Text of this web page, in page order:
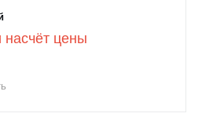
цены